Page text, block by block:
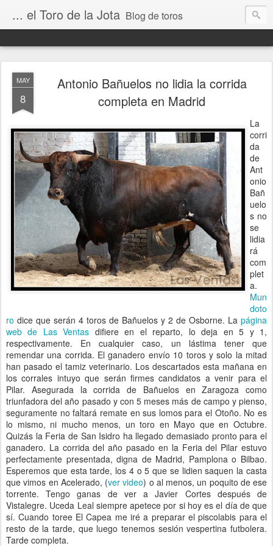
... el Toro de la Jota Blog de toros
MAY
8
Antonio Bañuelos no lidia la corrida
completa en Madrid
La
corri
da
de
Ant
onio
Bañ
uelo
s no
se
lidia
rá
com
plet
a.
Mun
doto
ro dice que serán 4 toros de Bañuelos y 2 de Osborne. La página
web de Las Ventas difiere en el reparto, lo deja en 5 y 1,
respectivamente. En cualquier caso, un lástima tener que
remendar una corrida. El ganadero envío 10 toros y solo la mitad
han pasado el tamiz veterinario. Los descartados esta mañana en
los corrales intuyo que serán firmes candidatos a venir para el
Pilar. Asegurada la corrida de Bañuelos en Zaragoza como
triunfadora del año pasado y con 5 meses más de campo y pienso,
seguramente no faltará remate en sus lomos para el Otoño. No es
lo mismo, ni mucho menos, un toro en Mayo que en Octubre.
Quizás la Feria de San Isidro ha llegado demasiado pronto para el
ganadero. La corrida del año pasado en la Feria del Pilar estuvo
perfectamente presentada, digna de Madrid, Pamplona o Bilbao.
Esperemos que esta tarde, los 4 o 5 que se lidien saquen la casta
que vimos en Acelerado, (ver video) o al menos, un poquito de ese
torrente. Tengo ganas de ver a Javier Cortes después de
Vistalegre. Uceda Leal siempre apetece por si hoy es el día de que
sí. Cuando toree El Capea me iré a preparar el piscolabis para el
resto de la tarde, que luego tenemos sesión vespertina futbolera.
Tarde completa.